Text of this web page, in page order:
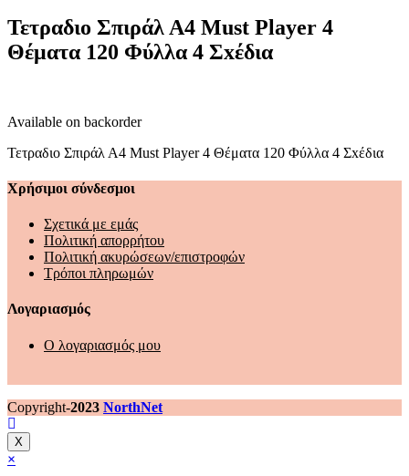
Τετραδιο Σπιράλ Α4 Must Player 4
Θέματα 120 Φύλλα 4 Σxέδια
Available on backorder
Τετραδιο Σπιράλ Α4 Must Player 4 Θέματα 120 Φύλλα 4 Σxέδια
Χρήσιμοι σύνδεσμοι
Σχετικά με εμάς
Πολιτική απορρήτου
Πολιτική ακυρώσεων/επιστροφών
Τρόποι πληρωμών
Λογαριασμός
Ο λογαριασμός μου
Copyright-2023 NorthNet
X
×